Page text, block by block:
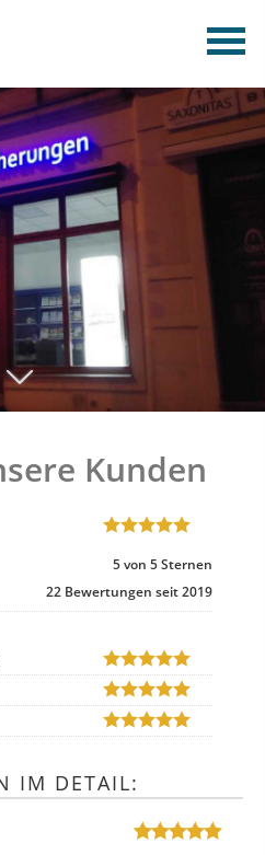
Kunden
5von 5Sternen
22 Bewertungen seit 2019
IM DETAIL: